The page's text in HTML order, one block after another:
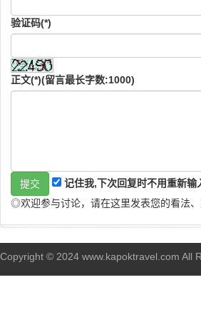
验证码(*)
正文(*)(留言最长字数:1000)
记住我,下次回复时不用重新输
◎欢迎参与讨论，请在这里发表您的看法、
Copyright © 2024 www.kapoktravel.com All